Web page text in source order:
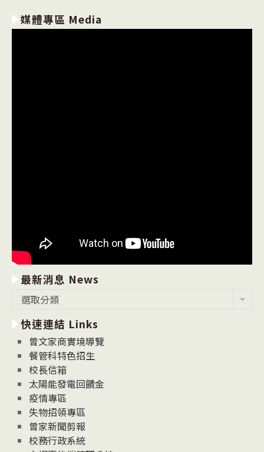
媒體專區 Media
最新消息 News
消
息
News
選取分類
快速連結 Links
曾文家商實境導覽
餐管科特色招生
校長信箱
太陽能發電回饋金
疫情專區
失物招領專區
曾家新聞剪報
校務行政系統